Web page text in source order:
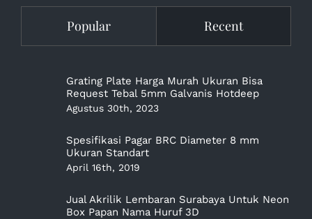
Popular Recent
Grating Plate Harga Murah Ukuran Bisa
Request Tebal 5mm Galvanis Hotdeep
Agustus 30th, 2023
Spesifikasi Pagar BRC Diameter 8 mm
Ukuran Standart
April 16th, 2019
Jual Akrilik Lembaran Surabaya Untuk Neon
Box Papan Nama Huruf 3D